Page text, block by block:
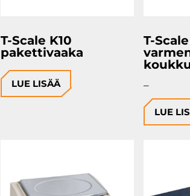
T-Scale K10
pakettivaaka
LUE LISÄÄ
T-
–Price
range:
0,00 €
LUE